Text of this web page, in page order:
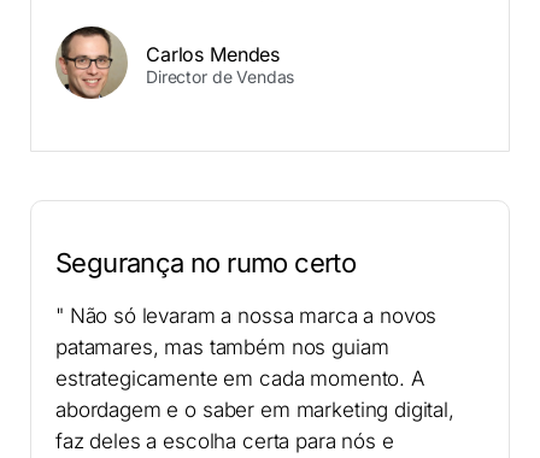
Carlos Mendes
Director de Vendas
Segurança no rumo certo
" Não só levaram a nossa marca a novos
patamares, mas também nos guiam
estrategicamente em cada momento. A
abordagem e o saber em marketing digital,
faz deles a escolha certa para nós e